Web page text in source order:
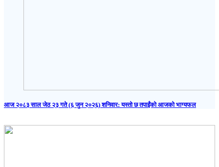
आज २०८३ साल जेठ २३ गते (६ जुन २०२६) शनिवार: यस्तो छ तपाईंको आजको भाग्यफल